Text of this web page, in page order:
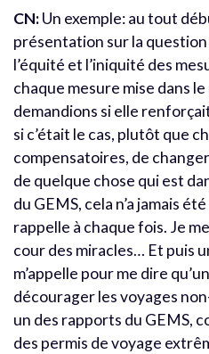
CN:Un exemple: au tout
présentation sur la
l’équité et l’iniquité des
chaque mesure mise dans
demandions si elle
si c’était le cas, plutôt que
compensatoires, de
de quelque chose qui est
du GEMS, cela n’a jamais
rappelle à chaque fois. Je
cour des miracles… Et puis
m’appelle pour me dire
décourager les voyages
un des rapports du GEMS,
des permis de voyage